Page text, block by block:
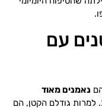
עם
נאמנים מאוד
למרות גודלם הקטן, הם